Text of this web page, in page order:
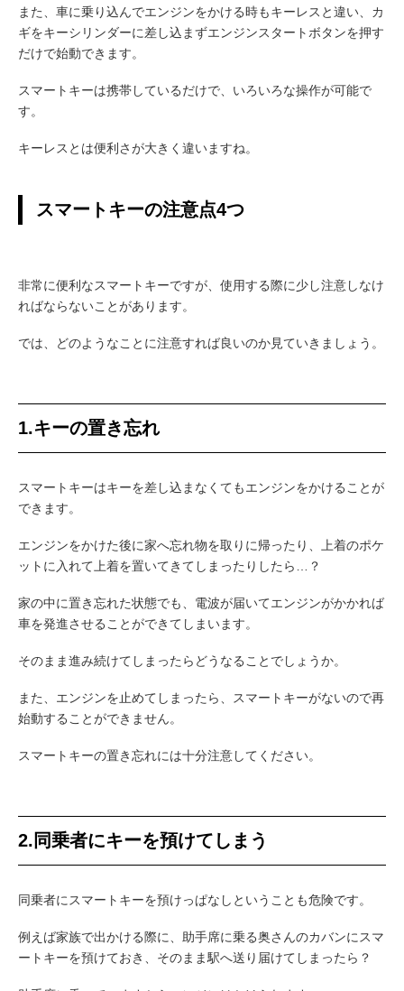
また、車に乗り込んでエンジンをかける時もキーレスと違い、カ
ギをキーシリンダーに差し込まずエンジンスタートボタンを押す
だけで始動できます。
スマートキーは携帯しているだけで、いろいろな操作が可能で
す。
キーレスとは便利さが大きく違いますね。
スマートキーの注意点4つ
非常に便利なスマートキーですが、使用する際に少し注意しなけ
ればならないことがあります。
では、どのようなことに注意すれば良いのか見ていきましょう。
1.キーの置き忘れ
スマートキーはキーを差し込まなくてもエンジンをかけることが
できます。
エンジンをかけた後に家へ忘れ物を取りに帰ったり、上着のポケ
ットに入れて上着を置いてきてしまったりしたら…？
家の中に置き忘れた状態でも、電波が届いてエンジンがかかれば
車を発進させることができてしまいます。
そのまま進み続けてしまったらどうなることでしょうか。
また、エンジンを止めてしまったら、スマートキーがないので再
始動することができません。
スマートキーの置き忘れには十分注意してください。
2.同乗者にキーを預けてしまう
同乗者にスマートキーを預けっぱなしということも危険です。
例えば家族で出かける際に、助手席に乗る奥さんのカバンにスマ
ートキーを預けておき、そのまま駅へ送り届けてしまったら？